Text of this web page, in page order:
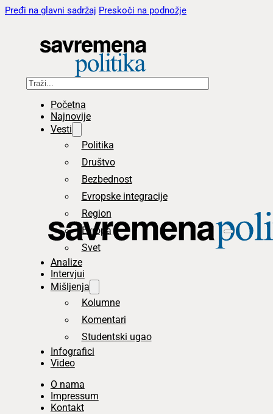
Pređi na glavni sadržaj Preskoči na podnožje
Pretraga
Početna
Najnovije
Vesti
Politika
Društvo
Bezbednost
Evropske integracije
Region
Evropa
Svet
Analize
Intervjui
Mišljenja
Kolumne
Komentari
Studentski ugao
Infografici
Video
O nama
Impressum
Kontakt